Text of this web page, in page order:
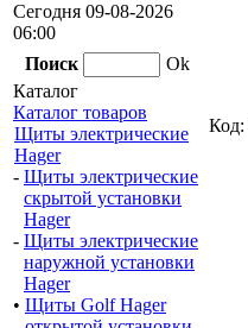
Сегодня 09-08-2026
06:00
Поиск
Ok
Каталог
Каталог товаров
Щиты электрические
Hager
- Щиты электрические
скрытой установки
Hager
- Щиты электрические
наружной установки
Hager
• Щиты Golf Hager
Код: